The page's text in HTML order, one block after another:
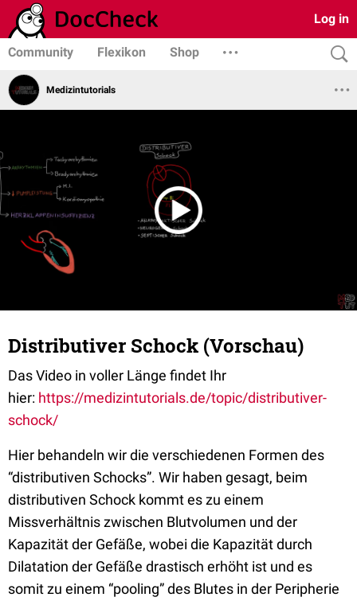
Log in
Community Flexikon Shop
Medizintutorials
Distributiver Schock (Vorschau)
Das Video in voller Länge findet Ihr
hier: https://medizintutorials.de/topic/distributiver-
schock/
Hier behandeln wir die verschiedenen Formen des
“distributiven Schocks”. Wir haben gesagt, beim
distributiven Schock kommt es zu einem
Missverhältnis zwischen Blutvolumen und der
Kapazität der Gefäße, wobei die Kapazität durch
Dilatation der Gefäße drastisch erhöht ist und es
somit zu einem “pooling” des Blutes in der Peripherie